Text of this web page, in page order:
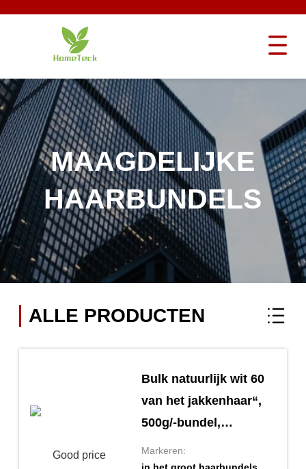
MAAGDELIJKE
HAARBUNDELS
ALLE PRODUCTEN
Bulk natuurlijk wit 60
van het jakkenhaar“,
500g/-bundel,
rechtstreeks
Markeren:
in het groot haarbundels